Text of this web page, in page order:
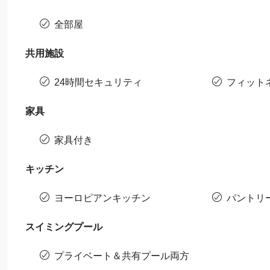
全部屋
共用施設
24時間セキュリティ フィット
家具
家具付き
キッチン
ヨーロピアンキッチン パントリ
スイミングプール
プライベート＆共有プール両方